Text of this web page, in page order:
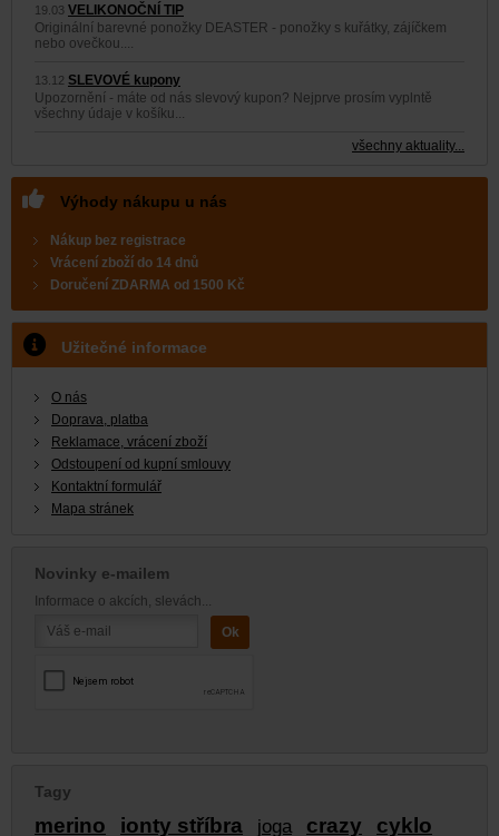
19.03 VELIKONOČNÍ TIP
Originální barevné ponožky DEASTER - ponožky s kuřátky, zájíčkem
nebo ovečkou....
13.12 SLEVOVÉ kupony
Upozornění - máte od nás slevový kupon? Nejprve prosím vyplntě
všechny údaje v košíku...
všechny aktuality...
Výhody nákupu u nás
Nákup bez registrace
Vrácení zboží do 14 dnů
Doručení ZDARMA od 1500 Kč
Užitečné informace
O nás
Doprava, platba
Reklamace, vrácení zboží
Odstoupení od kupní smlouvy
Kontaktní formulář
Mapa stránek
Novinky e-mailem
Informace o akcích, slevách...
Tagy
merino ionty stříbra joga crazy cyklo